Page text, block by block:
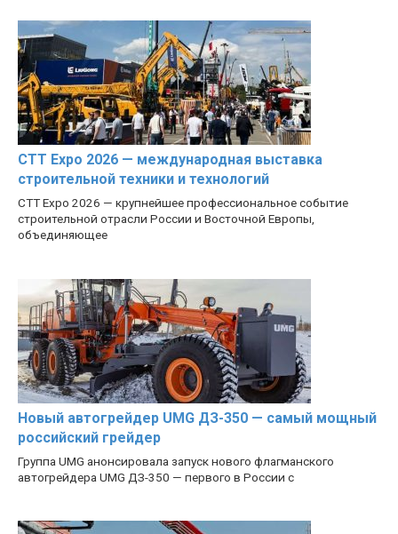
CTT Expo 2026 — международная выставка
строительной техники и технологий
CTT Expo 2026 — крупнейшее профессиональное событие
строительной отрасли России и Восточной Европы,
объединяющее
Новый автогрейдер UMG ДЗ-350 — самый мощный
российский грейдер
Группа UMG анонсировала запуск нового флагманского
автогрейдера UMG ДЗ-350 — первого в России с